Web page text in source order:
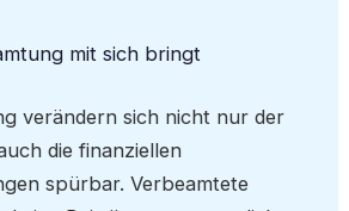
mit sich bringt
verändern sich nicht nur der
die finanziellen
spürbar. Verbeamtete